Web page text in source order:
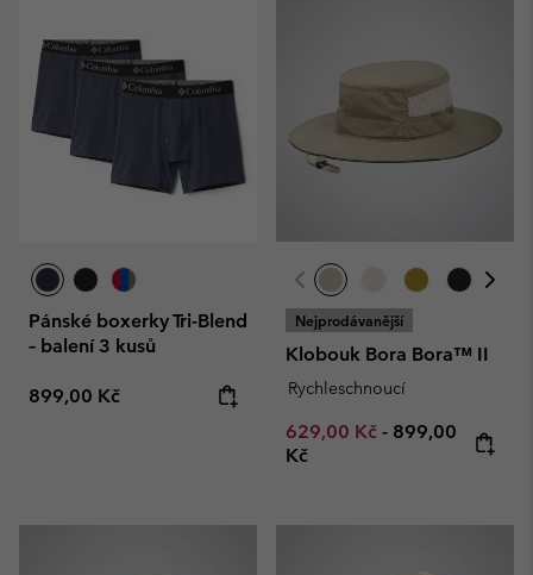
Pánské boxerky Tri-Blend
– balení 3 kusů
Regular price:
899,00 Kč
Nejprodávanější
Klobouk Bora Bora™ II
Rychleschnoucí
Minimum sale price:
629,00 Kč - Maximum
899,00
Kč